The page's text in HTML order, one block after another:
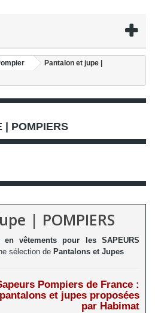
Pantalon et jupe |
| POMPIERS
| POMPIERS
en vêtements pour les SAPEURS
sélection de Pantalons et Jupes
Pompiers de France :
et jupes proposées
par Habimat